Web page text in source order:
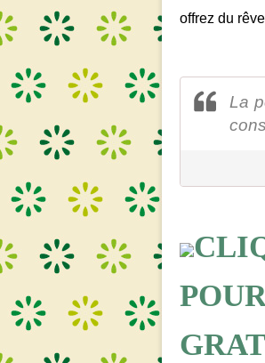
offrez du
La